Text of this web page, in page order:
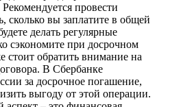
провести
сколько вы заплатите в общей
делать регулярные
сэкономите при досрочном
стоит обратить внимание на
В Сбербанке
за досрочное погашение,
выгоду от этой операции.